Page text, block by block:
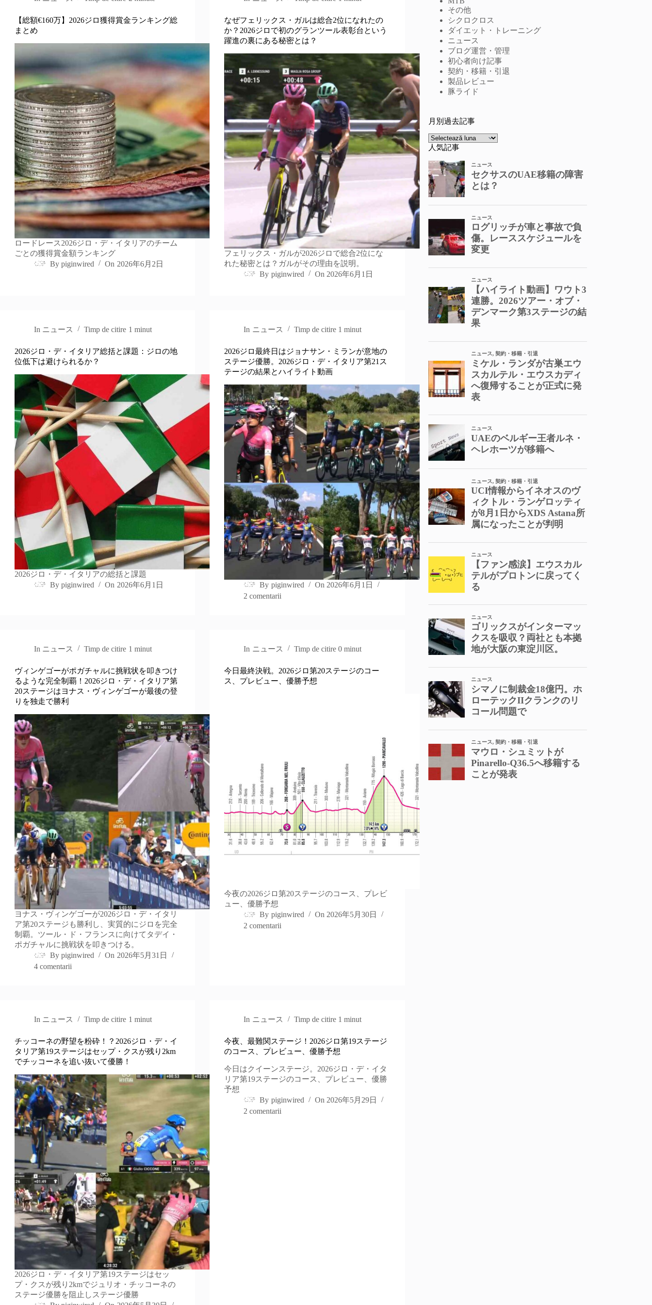
【総額€160万】2026ジロ獲得賞金ランキング総
まとめ
ロードレース2026ジロ・デ・イタリアのチーム
ごとの獲得賞金額ランキング
By piginwired On 2026年6月2日
なぜフェリックス・ガルは総合2位になれたの
か？2026ジロで初のグランツール表彰台という
躍進の裏にある秘密とは？
フェリックス・ガルが2026ジロで総合2位にな
れた秘密とは？ガルがその理由を説明。
By piginwired On 2026年6月1日
In ニュース Timp de citire 1 minut
2026ジロ・デ・イタリア総括と課題：ジロの地
位低下は避けられるか？
2026ジロ・デ・イタリアの総括と課題
By piginwired On 2026年6月1日
In ニュース Timp de citire 1 minut
2026ジロ最終日はジョナサン・ミランが意地の
ステージ優勝。2026ジロ・デ・イタリア第21ス
テージの結果とハイライト動画
By piginwired On 2026年6月1日
2 comentarii
In ニュース Timp de citire 1 minut
ヴィンゲゴーがポガチャルに挑戦状を叩きつけ
るような完全制覇！2026ジロ・デ・イタリア第
20ステージはヨナス・ヴィンゲゴーが最後の登
りを独走で勝利
ヨナス・ヴィンゲゴーが2026ジロ・デ・イタリ
ア第20ステージも勝利し、実質的にジロを完全
制覇。ツール・ド・フランスに向けてタデイ・
ポガチャルに挑戦状を叩きつける。
By piginwired On 2026年5月31日
4 comentarii
In ニュース Timp de citire 0 minut
今日最終決戦。2026ジロ第20ステージのコー
ス、プレビュー、優勝予想
今夜の2026ジロ第20ステージのコース、プレビ
ュー、優勝予想
By piginwired On 2026年5月30日
2 comentarii
In ニュース Timp de citire 1 minut
チッコーネの野望を粉砕！？2026ジロ・デ・イ
タリア第19ステージはセップ・クスが残り2km
でチッコーネを追い抜いて優勝！
2026ジロ・デ・イタリア第19ステージはセッ
プ・クスが残り2kmでジュリオ・チッコーネの
ステージ優勝を阻止しステージ優勝
In ニュース Timp de citire 1 minut
今夜、最難関ステージ！2026ジロ第19ステージ
のコース、プレビュー、優勝予想
今日はクイーンステージ。2026ジロ・デ・イタ
リア第19ステージのコース、プレビュー、優勝
予想
By piginwired On 2026年5月29日
2 comentarii
その他
シクロクロス
ダイエット・トレーニング
ニュース
ブログ運営・管理
初心者向け記事
契約・移籍・引退
製品レビュー
豚ライド
月別過去記事
Arhive
人気記事